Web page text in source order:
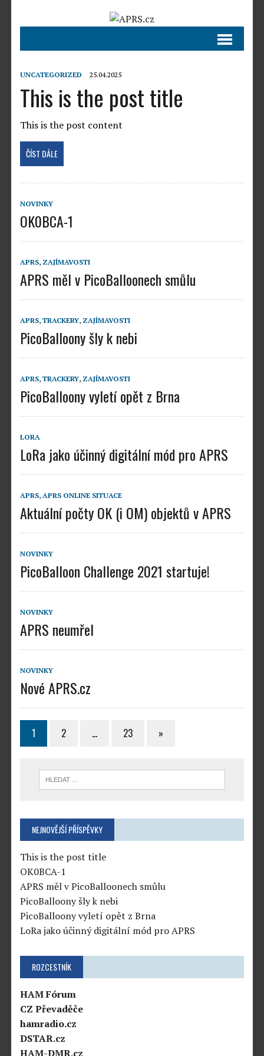
UNCATEGORIZED 25.04.2025
This is the post title
This is the post content
ČÍST DÁLE
NOVINKY
OK0BCA-1
APRS, ZAJÍMAVOSTI
APRS měl v PicoBalloonech smůlu
APRS, TRACKERY, ZAJÍMAVOSTI
PicoBalloony šly k nebi
APRS, TRACKERY, ZAJÍMAVOSTI
PicoBalloony vyletí opět z Brna
LORA
LoRa jako účinný digitální mód pro APRS
APRS, APRS ONLINE SITUACE
Aktuální počty OK (i OM) objektů v APRS
NOVINKY
PicoBalloon Challenge 2021 startuje!
NOVINKY
APRS neumřel
NOVINKY
Nové APRS.cz
1 2 … 23 »
NEJNOVĚJŠÍ PŘÍSPĚVKY
This is the post title
OK0BCA-1
APRS měl v PicoBalloonech smůlu
PicoBalloony šly k nebi
PicoBalloony vyletí opět z Brna
LoRa jako účinný digitální mód pro APRS
ROZCESTNÍK
HAM Fórum
CZ Převaděče
hamradio.cz
DSTAR.cz
HAM-DMR.cz